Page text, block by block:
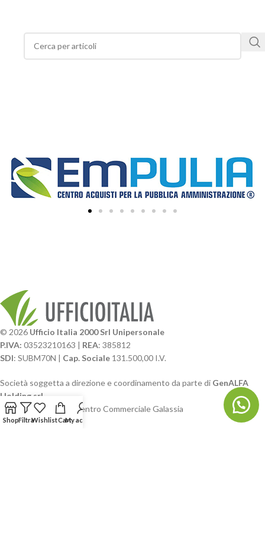
© 2026 Ufficio Italia 2000 Srl Unipersonale
P.IVA: 03523210163 | REA: 385812
SDI: SUBM70N | Cap. Sociale 131.500,00 I.V.
Società soggetta a direzione e coordinamento da parte di GenALFA
Holding srl
Via A. Ponti n. 4 – Centro Commerciale Galassia
24126 Bergamo
ShopFiltraWishlistCartMy account